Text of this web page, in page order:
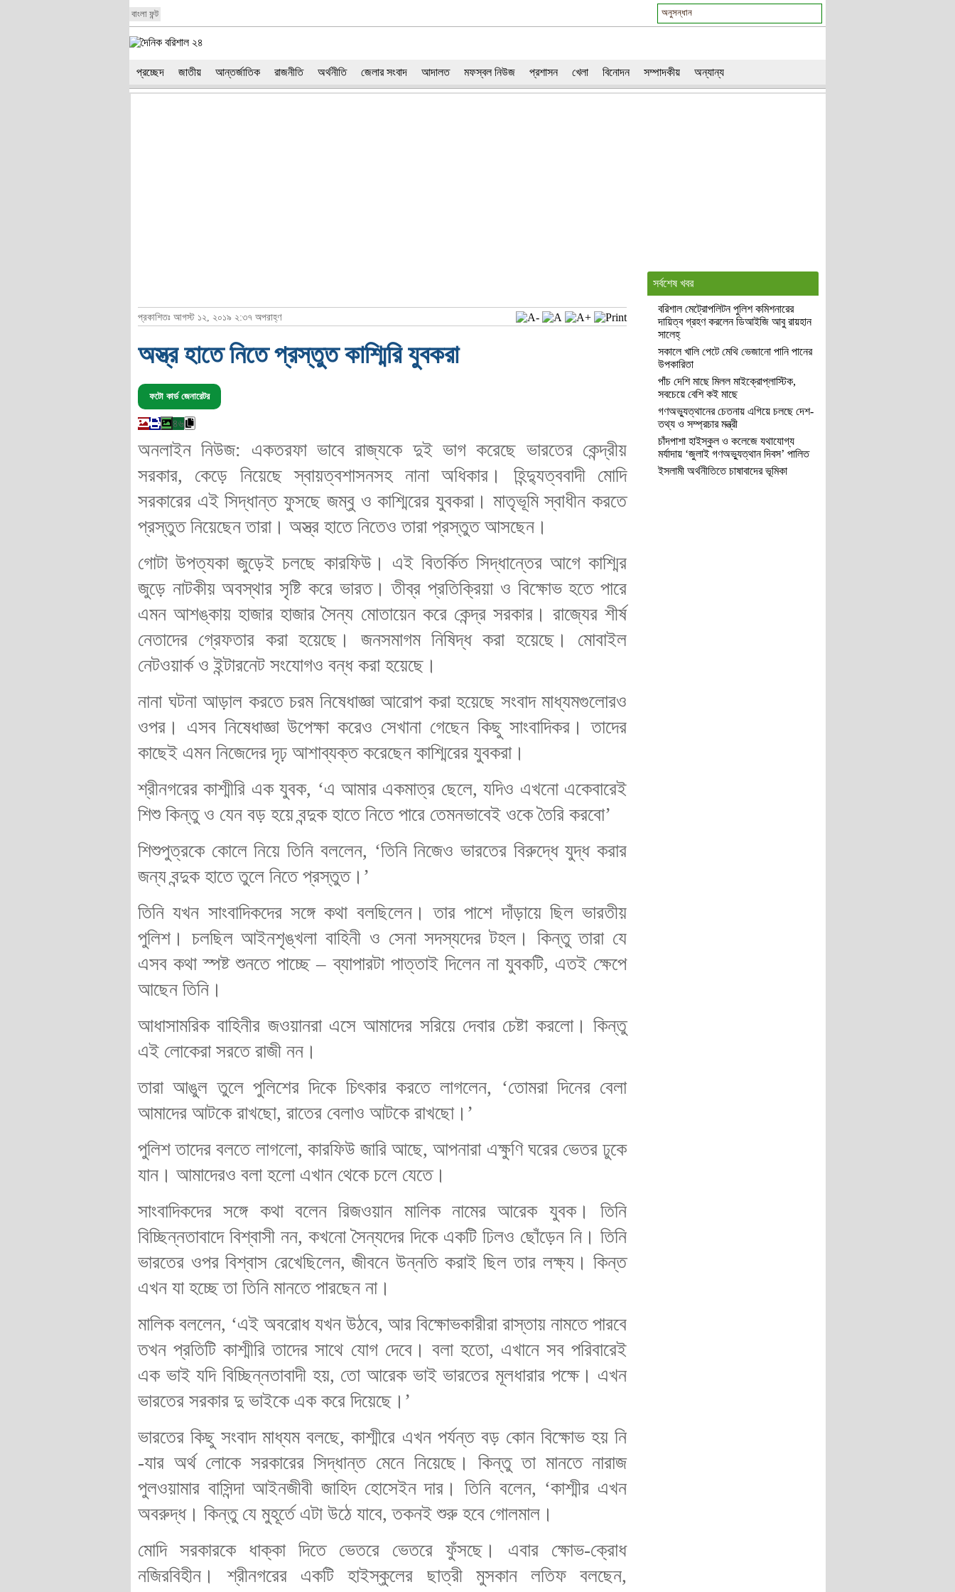
বাংলা ফন্ট
প্রচ্ছেদ জাতীয় আন্তর্জাতিক রাজনীতি অর্থনীতি জেলার সংবাদ আদালত মফস্বল নিউজ প্রশাসন খেলা বিনোদন সম্পাদকীয় অন্যান্য
প্রকাশিতঃ আগস্ট ১২, ২০১৯ ২:৩৭ অপরাহ্ণ
অস্ত্র হাতে নিতে প্রস্তুত কাশ্মিরি যুবকরা
ফটো কার্ড জেনারেটর
৪৬
অনলাইন নিউজ: একতরফা ভাবে রাজ্যকে দুই ভাগ করেছে ভারতের কেন্দ্রীয়
সরকার, কেড়ে নিয়েছে স্বায়ত্বশাসনসহ নানা অধিকার। হিন্দ্যুত্ববাদী মোদি
সরকারের এই সিদ্ধান্ত ফুসছে জম্বু ও কাশ্মিরের যুবকরা। মাতৃভূমি স্বাধীন করতে
প্রস্তুত নিয়েছেন তারা। অস্ত্র হাতে নিতেও তারা প্রস্তুত আসছেন।
গোটা উপত্যকা জুড়েই চলছে কারফিউ। এই বিতর্কিত সিদ্ধান্তের আগে কাশ্মির
জুড়ে নাটকীয় অবস্থার সৃষ্টি করে ভারত। তীব্র প্রতিক্রিয়া ও বিক্ষোভ হতে পারে
এমন আশঙ্কায় হাজার হাজার সৈন্য মোতায়েন করে কেন্দ্র সরকার। রাজ্যের শীর্ষ
নেতাদের গ্রেফতার করা হয়েছে। জনসমাগম নিষিদ্ধ করা হয়েছে। মোবাইল
নেটওয়ার্ক ও ইন্টারনেট সংযোগও বন্ধ করা হয়েছে।
নানা ঘটনা আড়াল করতে চরম নিষেধাজ্ঞা আরোপ করা হয়েছে সংবাদ মাধ্যমগুলোরও
ওপর। এসব নিষেধাজ্ঞা উপেক্ষা করেও সেখানা গেছেন কিছু সাংবাদিকর। তাদের
কাছেই এমন নিজেদের দৃঢ় আশাব্যক্ত করেছেন কাশ্মিরের যুবকরা।
শ্রীনগরের কাশ্মীরি এক যুবক, ‘এ আমার একমাত্র ছেলে, যদিও এখনো একেবারেই
শিশু কিন্তু ও যেন বড় হয়ে বন্দুক হাতে নিতে পারে তেমনভাবেই ওকে তৈরি করবো’
শিশুপুত্রকে কোলে নিয়ে তিনি বললেন, ‘তিনি নিজেও ভারতের বিরুদ্ধে যুদ্ধ করার
জন্য বন্দুক হাতে তুলে নিতে প্রস্তুত।’
তিনি যখন সাংবাদিকদের সঙ্গে কথা বলছিলেন। তার পাশে দাঁড়ায়ে ছিল ভারতীয়
পুলিশ। চলছিল আইনশৃঙ্খলা বাহিনী ও সেনা সদস্যদের টহল। কিন্তু তারা যে
এসব কথা স্পষ্ট শুনতে পাচ্ছে – ব্যাপারটা পাত্তাই দিলেন না যুবকটি, এতই ক্ষেপে
আছেন তিনি।
আধাসামরিক বাহিনীর জওয়ানরা এসে আমাদের সরিয়ে দেবার চেষ্টা করলো। কিন্তু
এই লোকেরা সরতে রাজী নন।
তারা আঙুল তুলে পুলিশের দিকে চিৎকার করতে লাগলেন, ‘তোমরা দিনের বেলা
আমাদের আটকে রাখছো, রাতের বেলাও আটকে রাখছো।’
পুলিশ তাদের বলতে লাগলো, কারফিউ জারি আছে, আপনারা এক্ষুণি ঘরের ভেতর ঢুকে
যান। আমাদেরও বলা হলো এখান থেকে চলে যেতে।
সাংবাদিকদের সঙ্গে কথা বলেন রিজওয়ান মালিক নামের আরেক যুবক। তিনি
বিচ্ছিন্নতাবাদে বিশ্বাসী নন, কখনো সৈন্যদের দিকে একটি ঢিলও ছোঁড়েন নি। তিনি
ভারতের ওপর বিশ্বাস রেখেছিলেন, জীবনে উন্নতি করাই ছিল তার লক্ষ্য। কিন্ত
এখন যা হচ্ছে তা তিনি মানতে পারছেন না।
মালিক বললেন, ‘এই অবরোধ যখন উঠবে, আর বিক্ষোভকারীরা রাস্তায় নামতে পারবে
তখন প্রতিটি কাশ্মীরি তাদের সাথে যোগ দেবে। বলা হতো, এখানে সব পরিবারেই
এক ভাই যদি বিচ্ছিন্নতাবাদী হয়, তো আরেক ভাই ভারতের মূলধারার পক্ষে। এখন
ভারতের সরকার দু ভাইকে এক করে দিয়েছে।’
ভারতের কিছু সংবাদ মাধ্যম বলছে, কাশ্মীরে এখন পর্যন্ত বড় কোন বিক্ষোভ হয় নি
-যার অর্থ লোকে সরকারের সিদ্ধান্ত মেনে নিয়েছে। কিন্তু তা মানতে নারাজ
পুলওয়ামার বাসিন্দা আইনজীবী জাহিদ হোসেইন দার। তিনি বলেন, ‘কাশ্মীর এখন
অবরুদ্ধ। কিন্তু যে মুহূর্তে এটা উঠে যাবে, তকনই শুরু হবে গোলমাল।
মোদি সরকারকে ধাক্কা দিতে ভেতরে ভেতরে ফুঁসছে। এবার ক্ষোভ-ক্রোধ
নজিরবিহীন। শ্রীনগরের একটি হাইস্কুলের ছাত্রী মুসকান লতিফ বলছেন,
সর্বশেষ খবর
বরিশাল মেট্রোপলিটন পুলিশ কমিশনারের
দায়িত্ব গ্রহণ করলেন ডিআইজি আবু রায়হান
সালেহ্
সকালে খালি পেটে মেথি ভেজানো পানি পানের
উপকারিতা
পাঁচ দেশি মাছে মিলল মাইক্রোপ্লাস্টিক,
সবচেয়ে বেশি কই মাছে
গণঅভ্যুত্থানের চেতনায় এগিয়ে চলছে দেশ-
তথ্য ও সম্প্রচার মন্ত্রী
চাঁদপাশা হাইস্কুল ও কলেজে যথাযোগ্য
মর্যাদায় ‘জুলাই গণঅভ্যুত্থান দিবস’ পালিত
ইসলামী অর্থনীতিতে চাষাবাদের ভূমিকা